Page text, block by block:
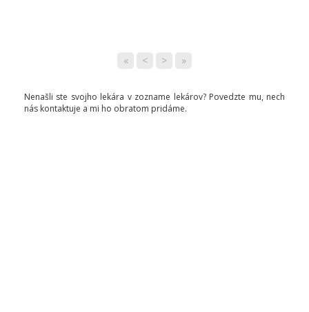
« < > »
Nenašli ste svojho lekára v zozname lekárov? Povedzte mu, nech
nás kontaktuje a mi ho obratom pridáme.